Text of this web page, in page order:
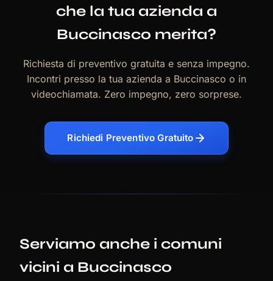
che la tua azienda a
Buccinasco merita?
Richiesta di preventivo gratuita e senza impegno.
Incontri presso la tua azienda a Buccinasco o in
videochiamata. Zero impegno, zero sorprese.
Richiedi Preventivo Gratuito
Serviamo anche i comuni
vicini a Buccinasco